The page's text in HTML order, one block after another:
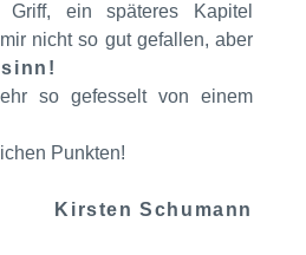
Griff, ein späteres Kapitel
nicht so gut gefallen, aber
so gefesselt von einem
Punkten!
Kirsten Schumann